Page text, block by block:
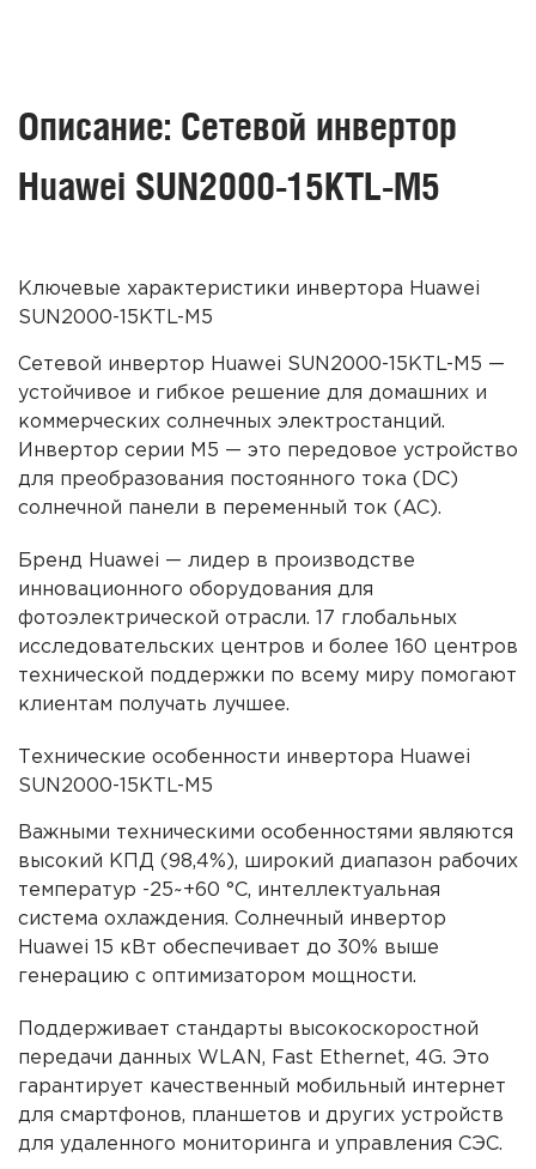
Описание: Сетевой инвертор
Huawei SUN2000-15KTL-M5
Ключевые характеристики инвертора Huawei
SUN2000-15KTL-M5
Сетевой инвертор Huawei SUN2000-15KTL-M5 —
устойчивое и гибкое решение для домашних и
коммерческих солнечных электростанций.
Инвертор серии M5 — это передовое устройство
для преобразования постоянного тока (DC)
солнечной панели в переменный ток (AC).
Бренд Huawei — лидер в производстве
инновационного оборудования для
фотоэлектрической отрасли. 17 глобальных
исследовательских центров и более 160 центров
технической поддержки по всему миру помогают
клиентам получать лучшее.
Технические особенности инвертора Huawei
SUN2000-15KTL-M5
Важными техническими особенностями являются
высокий КПД (98,4%), широкий диапазон рабочих
температур -25~+60 °C, интеллектуальная
система охлаждения. Солнечный инвертор
Huawei 15 кВт обеспечивает до 30% выше
генерацию с оптимизатором мощности.
Поддерживает стандарты высокоскоростной
передачи данных WLAN, Fast Ethernet, 4G. Это
гарантирует качественный мобильный интернет
для смартфонов, планшетов и других устройств
для удаленного мониторинга и управления СЭС.